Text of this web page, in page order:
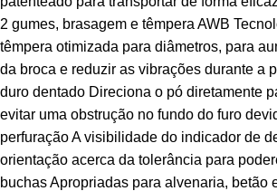
2 gumes, brasagem e têmpera AWB
têmpera otimizada para diâmetros, para
da broca e reduzir as vibrações durante a
duro dentado Direciona o pó diretamente
evitar uma obstrução no fundo do furo
perfuração A visibilidade do indicador de
orientação acerca da tolerância para
buchas Apropriadas para alvenaria, betão